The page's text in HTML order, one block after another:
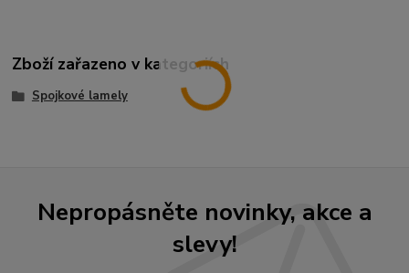
Zboží zařazeno v kategoriích
Spojkové lamely
Nepropásněte novinky, akce a
slevy!